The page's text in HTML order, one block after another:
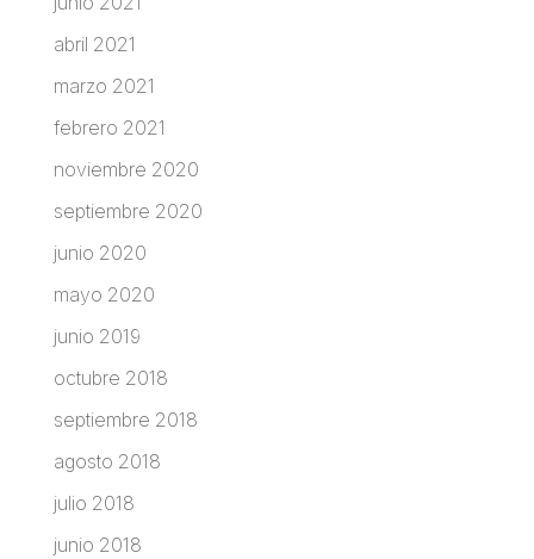
abril 2021
marzo 2021
febrero 2021
noviembre 2020
septiembre 2020
junio 2020
mayo 2020
junio 2019
octubre 2018
septiembre 2018
agosto 2018
julio 2018
junio 2018